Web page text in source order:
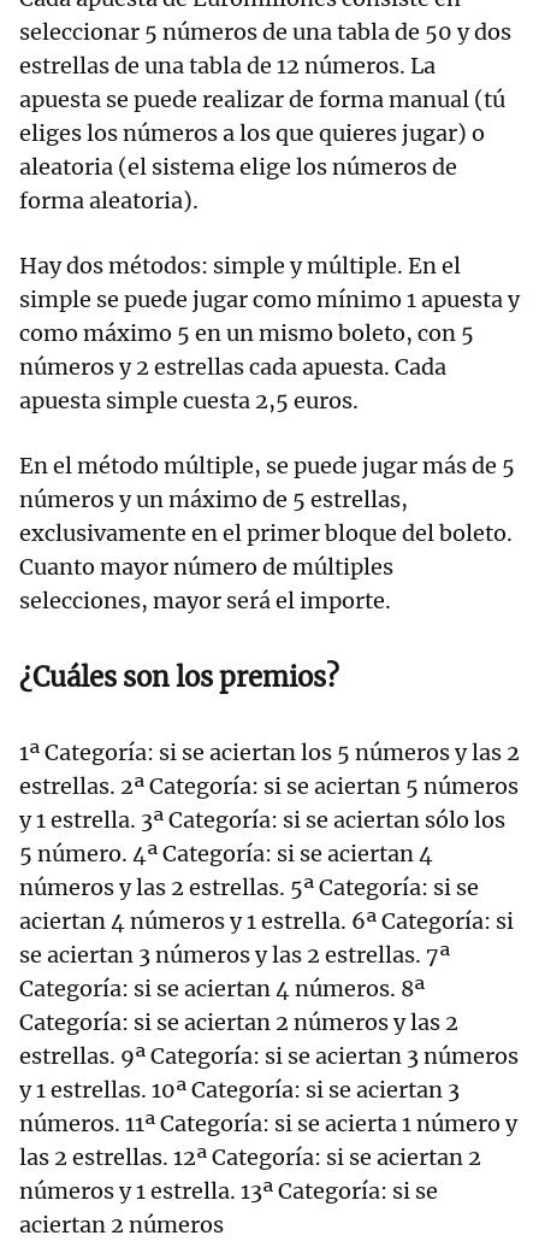
seleccionar 5 números de una tabla de 50 y dos
estrellas de una tabla de 12 números. La
apuesta se puede realizar de forma manual (tú
eliges los números a los que quieres jugar) o
aleatoria (el sistema elige los números de
forma aleatoria).
Hay dos métodos: simple y múltiple. En el
simple se puede jugar como mínimo 1 apuesta y
como máximo 5 en un mismo boleto, con 5
números y 2 estrellas cada apuesta. Cada
apuesta simple cuesta 2,5 euros.
En el método múltiple, se puede jugar más de 5
números y un máximo de 5 estrellas,
exclusivamente en el primer bloque del boleto.
Cuanto mayor número de múltiples
selecciones, mayor será el importe.
¿Cuáles son los premios?
1ª Categoría: si se aciertan los 5 números y las 2
estrellas. 2ª Categoría: si se aciertan 5 números
y 1 estrella. 3ª Categoría: si se aciertan sólo los
5 número. 4ª Categoría: si se aciertan 4
números y las 2 estrellas. 5ª Categoría: si se
aciertan 4 números y 1 estrella. 6ª Categoría: si
se aciertan 3 números y las 2 estrellas. 7ª
Categoría: si se aciertan 4 números. 8ª
Categoría: si se aciertan 2 números y las 2
estrellas. 9ª Categoría: si se aciertan 3 números
y 1 estrellas. 10ª Categoría: si se aciertan 3
números. 11ª Categoría: si se acierta 1 número y
las 2 estrellas. 12ª Categoría: si se aciertan 2
números y 1 estrella. 13ª Categoría: si se
aciertan 2 números